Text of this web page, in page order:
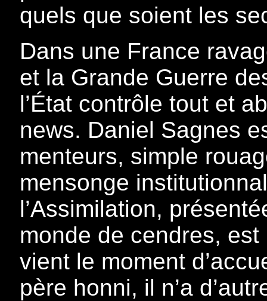
quels que soient les
Dans une France
et la Grande Guerre
l’État contrôle tout et
news. Daniel Sagnes
menteurs, simple
mensonge
l’Assimilation,
monde de cendres,
vient le moment
père honni, il n’a